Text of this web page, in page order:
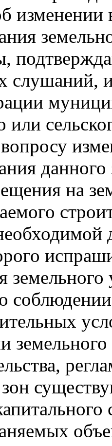
изменении
слушаний,
или
на
земельного